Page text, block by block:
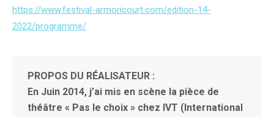
https://www.festival-armoricourt.com/edition-14-
2022/programme/
PROPOS DU RÉALISATEUR :
En Juin 2014, j’ai mis en scène la pièce de
théâtre « Pas le choix » chez IVT (International